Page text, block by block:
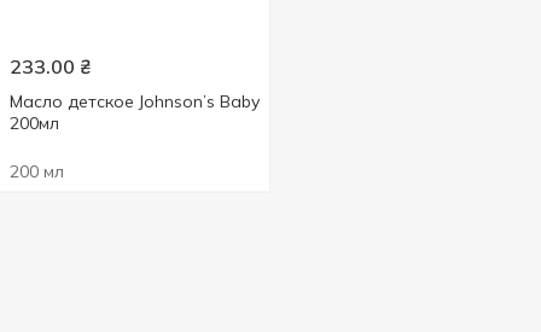
233.00 ₴
Масло детское Johnson’s Baby
200мл
200 мл